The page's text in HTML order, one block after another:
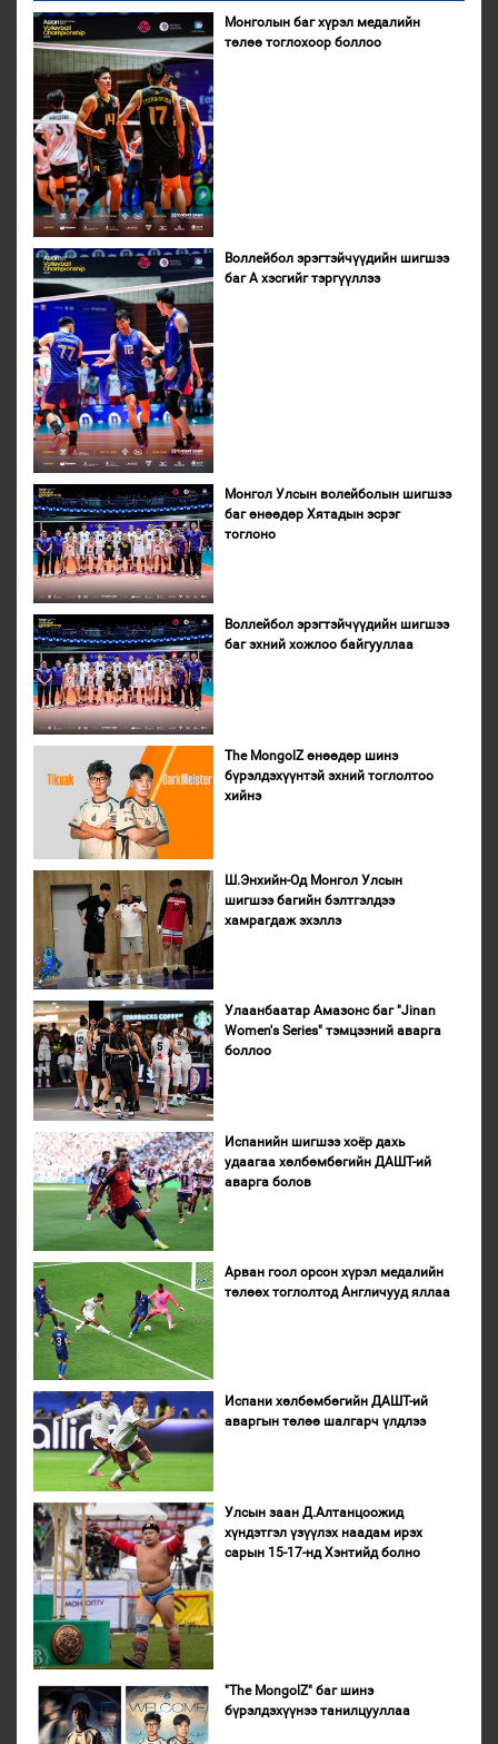
Монголын баг хүрэл медалийн
төлөө тоглохоор боллоо
Воллейбол эрэгтэйчүүдийн шигшээ
баг А хэсгийг тэргүүллээ
Монгол Улсын волейболын шигшээ
баг өнөөдөр Хятадын эсрэг
тоглоно
Воллейбол эрэгтэйчүүдийн шигшээ
баг эхний хожлоо байгууллаа
The MongolZ өнөөдөр шинэ
бүрэлдэхүүнтэй эхний тоглолтоо
хийнэ
Ш.Энхийн-Од Монгол Улсын
шигшээ багийн бэлтгэлдээ
хамрагдаж эхэллэ
Улаанбаатар Амазонс баг "Jinan
Women's Series" тэмцээний аварга
боллоо
Испанийн шигшээ хоёр дахь
удаагаа хөлбөмбөгийн ДАШТ-ий
аварга болов
Арван гоол орсон хүрэл медалийн
төлөөх тоглолтод Англичууд яллаа
Испани хөлбөмбөгийн ДАШТ-ий
аваргын төлөө шалгарч үлдлээ
Улсын заан Д.Алтанцоожид
хүндэтгэл үзүүлэх наадам ирэх
сарын 15-17-нд Хэнтийд болно
"The MongolZ" баг шинэ
бүрэлдэхүүнээ танилцууллаа